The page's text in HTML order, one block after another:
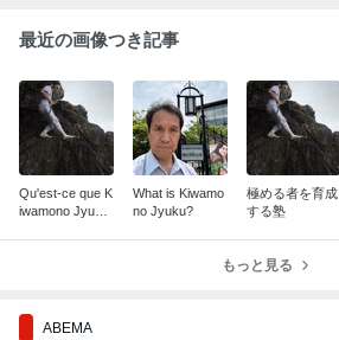
最近の画像つき記事
Qu'est-ce que K
iwamono Jyuku
What is Kiwamo
no Jyuku?
極める者を育成
する塾
もっと見る
ABEMA